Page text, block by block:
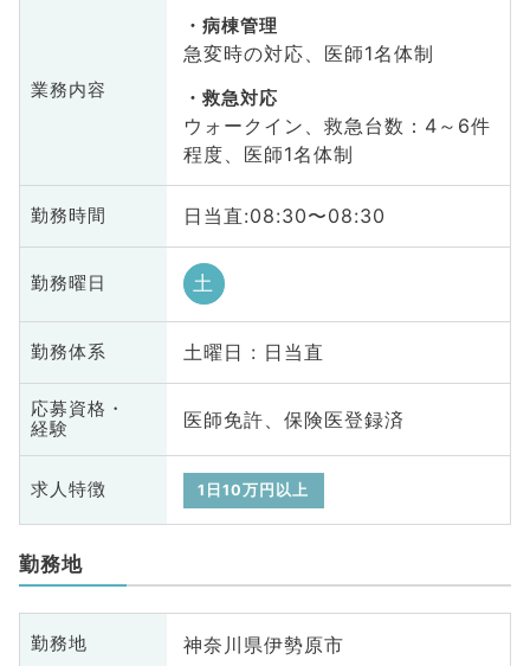
業務内容
病棟管理
急変時の対応、医師1名体制
救急対応
ウォークイン、救急台数：4～6件
程度、医師1名体制
勤務時間 日当直:08:30〜08:30
勤務曜日 土
勤務体系 土曜日 : 日当直
応募資格・
経験
医師免許、保険医登録済
求人特徴 1日10万円以上
勤務地
勤務地 神奈川県伊勢原市